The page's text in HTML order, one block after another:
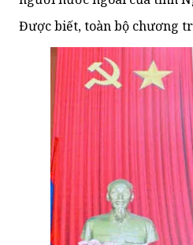
Được biết, toàn bộ chương